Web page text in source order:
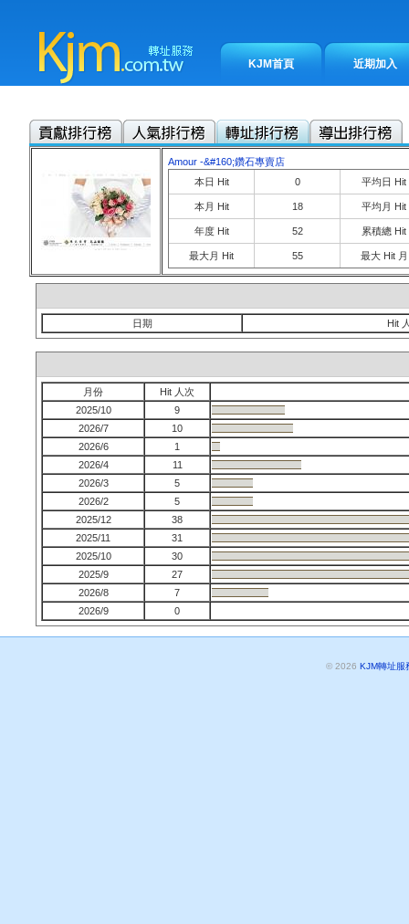
KJM首頁 近期加入
Amour -&#160;鑽石專賣店
本日 Hit
0 平均日 Hit
本月 Hit 18 平均月 Hit
年度 Hit 52 累積總 Hit
最大月 Hit 55 最大 Hit 月
日期 Hit
月份
Hit 人次
2025/10
9
2026/7
10
2026/6
1
2026/4
11
2026/3
5
2026/2
5
2025/12
38
2025/11
31
2025/10
30
2025/9
27
2026/8
7
2026/9
0
© 2026 KJM轉址服